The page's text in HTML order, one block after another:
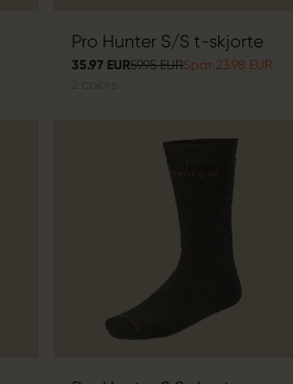
Pro Hunter S/S t-skjorte
35.97 EUR59.95 EURSpar 23.98 EUR